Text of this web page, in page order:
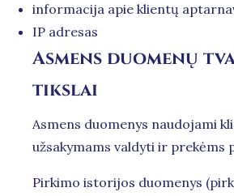
informacija apie klientų
IP adresas
Asmens duomenų
tikslai
Asmens duomenys naudojami
užsakymams valdyti ir prekėms
Pirkimo istorijos duomenys